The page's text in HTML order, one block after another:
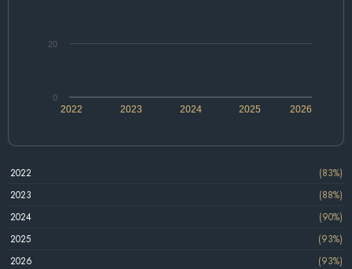
2022 2024 2026
2023 2025
0
20
2022
(83%)
2023
(88%)
2024
(90%)
2025
(93%)
2026
(93%)